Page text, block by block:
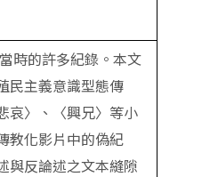
時的許多紀錄。本文
民主義意識型態傳
哀〉、〈興兄〉等小
教化影片中的偽紀
與反論述之文本縫隙